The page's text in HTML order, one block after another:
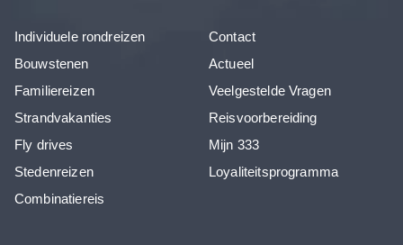
Individuele rondreizen
Bouwstenen
Familiereizen
Strandvakanties
Fly drives
Stedenreizen
Combinatiereis
Contact
Actueel
Veelgestelde Vragen
Reisvoorbereiding
Mijn 333
Loyaliteitsprogramma